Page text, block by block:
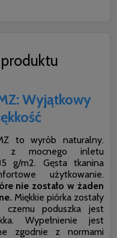
Wyjątkowy
to wyrób naturalny.
z mocnego inletu
g/m2. Gęsta tkanina
użytkowanie.
nie zostało w żaden
Miękkie piórka zostały
czemu poduszka jest
Wypełnienie jest
zgodnie z normami